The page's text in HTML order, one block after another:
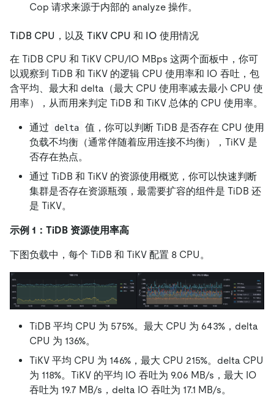
Cop 请求来源于内部的 analyze 操作。
TiDB CPU，以及 TiKV CPU 和 IO 使用情况
在 TiDB CPU 和 TiKV CPU/IO MBps 这两个面板中，你可
以观察到 TiDB 和 TiKV 的逻辑 CPU 使用率和 IO 吞吐，包
含平均、最大和 delta（最大 CPU 使用率减去最小 CPU 使
用率），从而用来判定 TiDB 和 TiKV 总体的 CPU 使用率。
通过 delta
值，你可以判断 TiDB 是否存在 CPU 使用
负载不均衡（通常伴随着应用连接不均衡），TiKV 是
否存在热点。
通过 TiDB 和 TiKV 的资源使用概览，你可以快速判断
集群是否存在资源瓶颈，最需要扩容的组件是 TiDB 还
是 TiKV。
示例 1：TiDB 资源使用率高
下图负载中，每个 TiDB 和 TiKV 配置 8 CPU。
TiDB 平均 CPU 为 575%。最大 CPU 为 643%，delta
CPU 为 136%。
TiKV 平均 CPU 为 146%，最大 CPU 215%。delta CPU
为 118%。TiKV 的平均 IO 吞吐为 9.06 MB/s，最大 IO
吞吐为 19.7 MB/s，delta IO 吞吐为 17.1 MB/s。